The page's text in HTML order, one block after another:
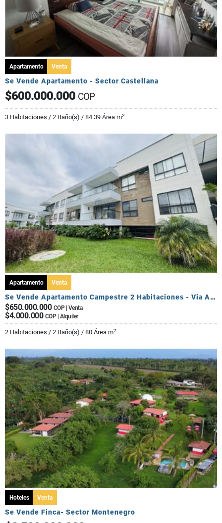
Apartamento Venta
Se Vende Apartamento - Sector Castellana
$600.000.000 COP
3 Habitaciones / 2 Baño(s) / 84.39 Área m2
Apartamento Venta
Se Vende Apartamento Campestre 2 Habitaciones - Via Al Caimo
$650.000.000 COP | Venta
$4.000.000 COP | Alquiler
2 Habitaciones / 2 Baño(s) / 80 Área m2
Hoteles Venta
Se Vende Finca- Sector Montenegro